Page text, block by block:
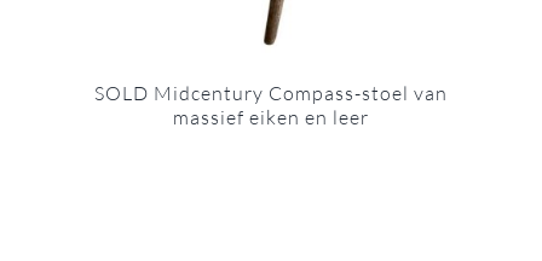
SOLD Midcentury Compass-stoel van
massief eiken en leer